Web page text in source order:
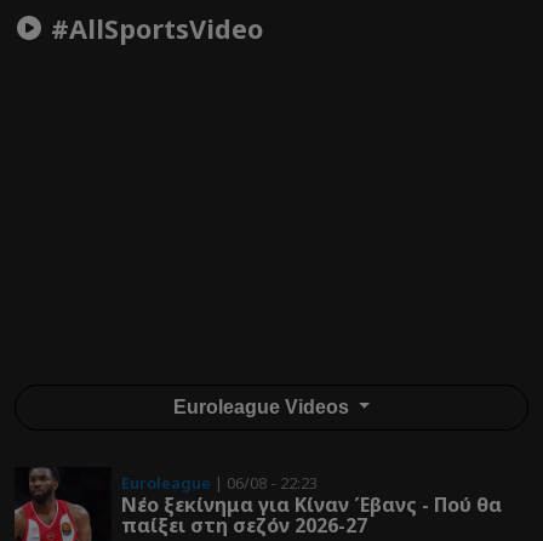
#AllSportsVideo
Euroleague Videos
Euroleague | 06/08 - 22:23
Νέο ξεκίνημα για Κίναν Έβανς - Πού θα
παίξει στη σεζόν 2026-27